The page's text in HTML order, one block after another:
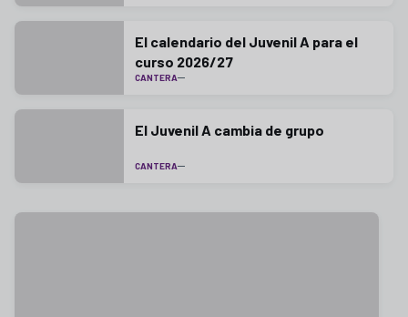
El calendario del Juvenil A para el
curso 2026/27
CANTERA
El Juvenil A cambia de grupo
CANTERA